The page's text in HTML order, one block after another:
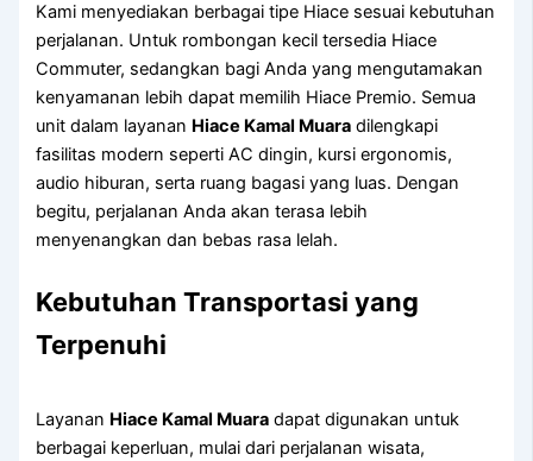
Kami menyediakan berbagai tipe Hiace sesuai kebutuhan
perjalanan. Untuk rombongan kecil tersedia Hiace
Commuter, sedangkan bagi Anda yang mengutamakan
kenyamanan lebih dapat memilih Hiace Premio. Semua
unit dalam layanan Hiace Kamal Muara dilengkapi
fasilitas modern seperti AC dingin, kursi ergonomis,
audio hiburan, serta ruang bagasi yang luas. Dengan
begitu, perjalanan Anda akan terasa lebih
menyenangkan dan bebas rasa lelah.
Kebutuhan Transportasi yang
Terpenuhi
Layanan Hiace Kamal Muara dapat digunakan untuk
berbagai keperluan, mulai dari perjalanan wisata,